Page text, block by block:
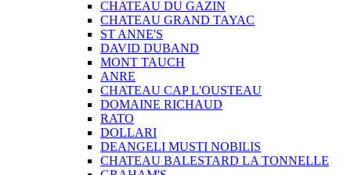
CHATEAU DU GAZIN
CHATEAU GRAND TAYAC
ST ANNE'S
DAVID DUBAND
MONT TAUCH
ANRE
CHATEAU CAP L'OUSTEAU
DOMAINE RICHAUD
RATO
DOLLARI
DEANGELI MUSTI NOBILIS
CHATEAU BALESTARD LA TONNELLE